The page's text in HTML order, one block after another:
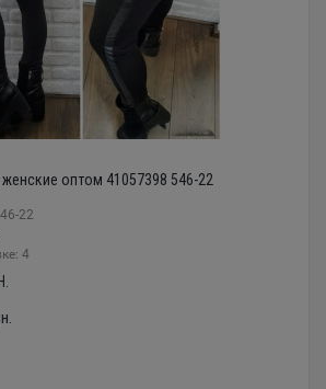
оптом 41057398 546-22
22
4